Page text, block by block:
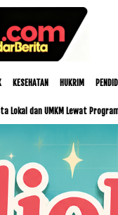
KESEHATAN HUKRIM
Program Glorious Golo Mori